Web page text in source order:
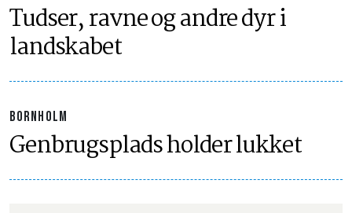
Tudser, ravne og andre dyr i
landskabet
BORNHOLM
Genbrugsplads holder lukket